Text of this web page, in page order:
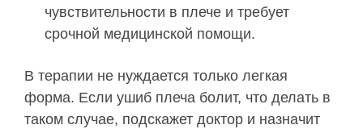
чувствительности в плече и требует
срочной медицинской помощи.
В терапии не нуждается только легкая
форма. Если ушиб плеча болит, что делать в
таком случае, подскажет доктор и назначит